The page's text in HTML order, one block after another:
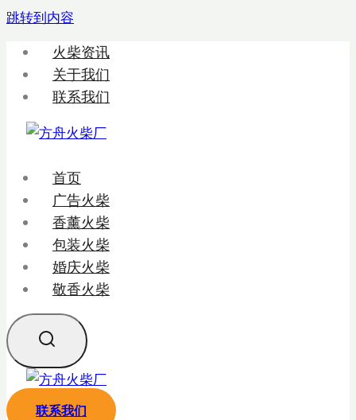
跳转到内容
火柴资讯
关于我们
联系我们
首页
广告火柴
香薰火柴
包装火柴
婚庆火柴
敬香火柴
联系我们